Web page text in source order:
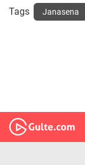
Tags Janasena